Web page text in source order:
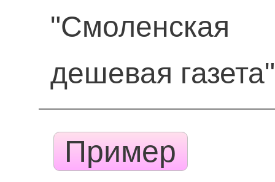
"Смоленская
дешевая газета"
Пример